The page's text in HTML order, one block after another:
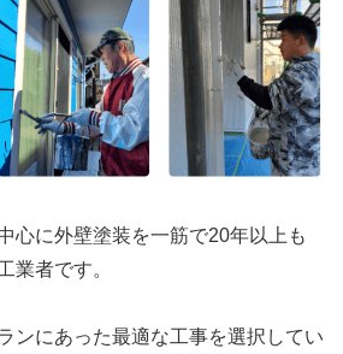
心に外壁塗装を一筋で20年以上も
業者です。
ンにあった最適な工事を選択してい